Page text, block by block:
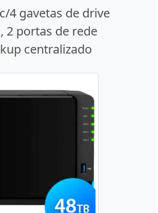
4 gavetas de drive
2 portas de rede
centralizado